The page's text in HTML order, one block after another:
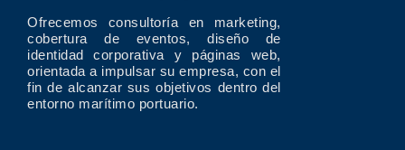
Ofrecemos consultoría en marketing,
cobertura de eventos, diseño de
identidad corporativa y páginas web,
orientada a impulsar su empresa, con el
fin de alcanzar sus objetivos dentro del
entorno marítimo portuario.